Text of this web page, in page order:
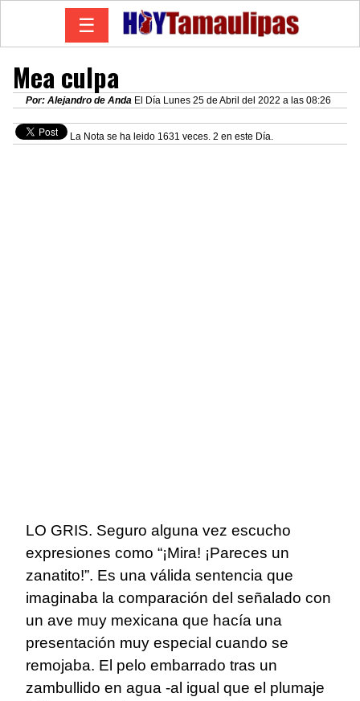
☰
Mea culpa
Por: Alejandro de Anda El Día Lunes 25 de Abril del 2022 a las 08:26
La Nota se ha leido 1631 veces. 2 en este Día.
LO GRIS. Seguro alguna vez escucho
expresiones como “¡Mira! ¡Pareces un
zanatito!”. Es una válida sentencia que
imaginaba la comparación del señalado con
un ave muy mexicana que hacía una
presentación muy especial cuando se
remojaba. El pelo embarrado tras un
zambullido en agua -al igual que el plumaje